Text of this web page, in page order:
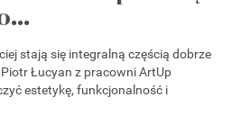
stają się integralną częścią dobrze
Łucyan z pracowni ArtUp
estetykę, funkcjonalność i